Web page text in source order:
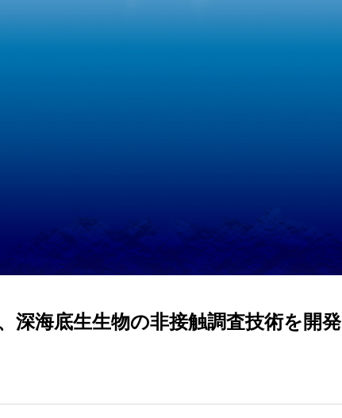
深海底生生物の非接触調査技術を開発